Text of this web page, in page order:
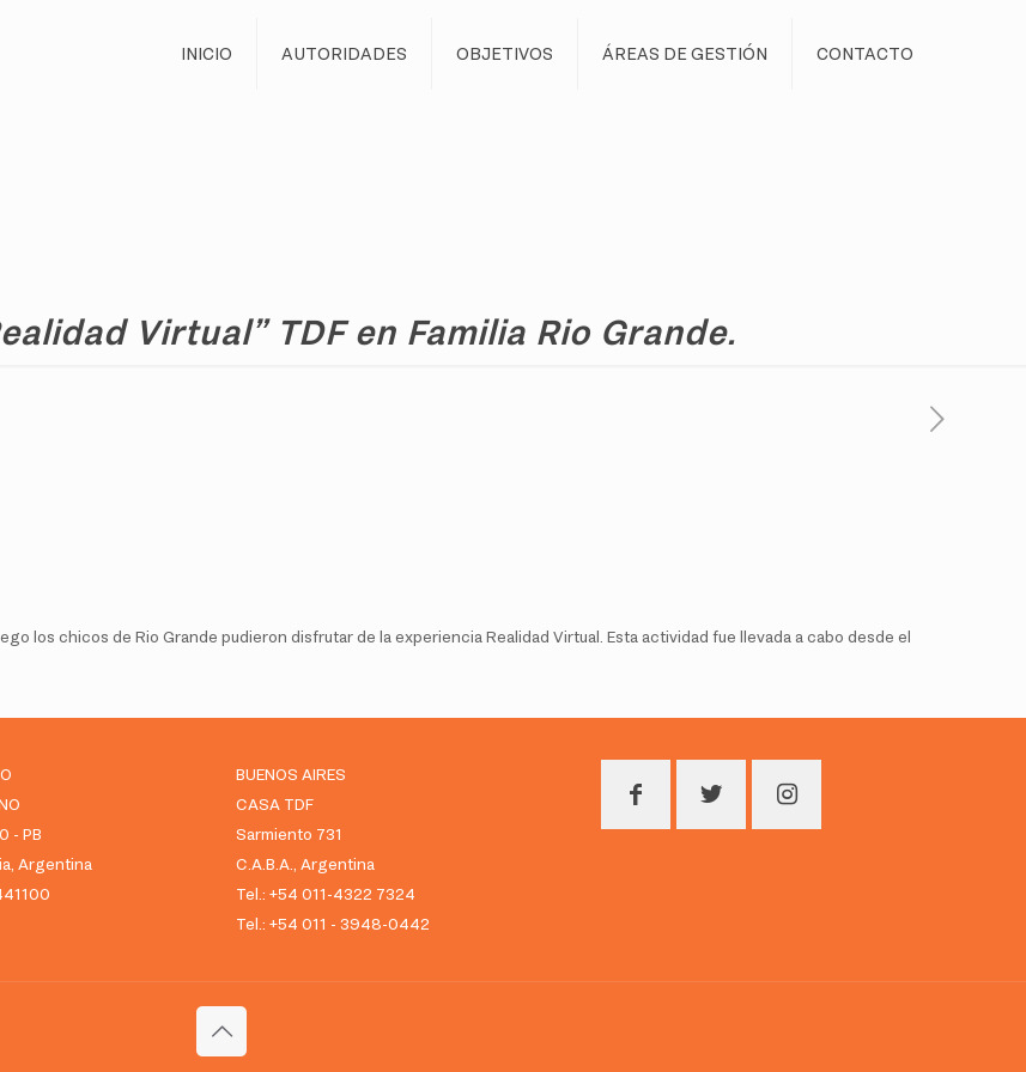
INICIO AUTORIDADES OBJETIVOS ÁREAS DE GESTIÓN CONTACTO
Virtual” TDF en Familia Rio Grande.
los chicos de Rio Grande pudieron disfrutar de la experiencia Realidad Virtual. Esta actividad fue llevada a cabo desde el
- PB
Argentina
BUENOS AIRES
CASA TDF
Sarmiento 731
C.A.B.A., Argentina
Tel.: +54 011-4322 7324
Tel.: +54 011 - 3948-0442